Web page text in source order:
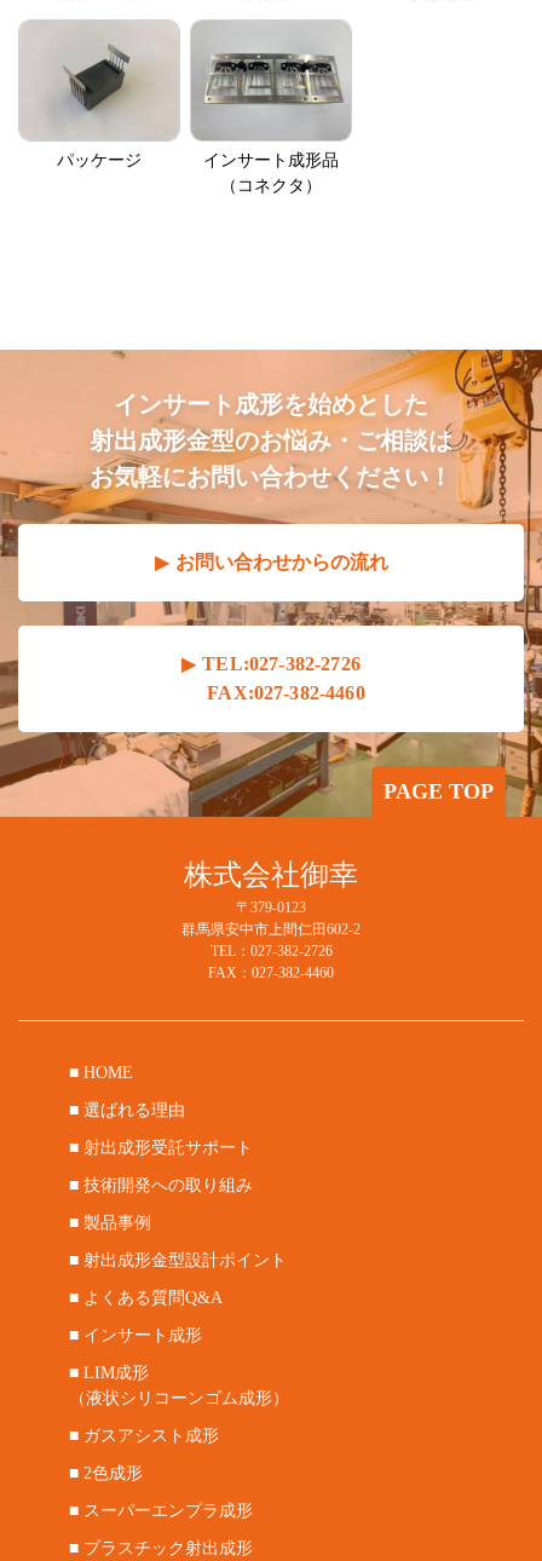
パッケージ
インサート成形品
（コネクタ）
インサート成形を始めとした
射出成形金型のお悩み・ご相談は
お気軽にお問い合わせください！
お問い合わせからの流れ
TEL:027-382-2726
FAX:027-382-4460
PAGE TOP
株式会社御幸
〒379-0123
群馬県安中市上間仁田602-2
TEL：027-382-2726
FAX：027-382-4460
■ HOME
■ 選ばれる理由
■ 射出成形受託サポート
■ 技術開発への取り組み
■ 製品事例
■ 射出成形金型設計ポイント
■ よくある質問Q&A
■ インサート成形
■ LIM成形
（液状シリコーンゴム成形）
■ ガスアシスト成形
■ 2色成形
■ スーパーエンプラ成形
■ プラスチック射出成形